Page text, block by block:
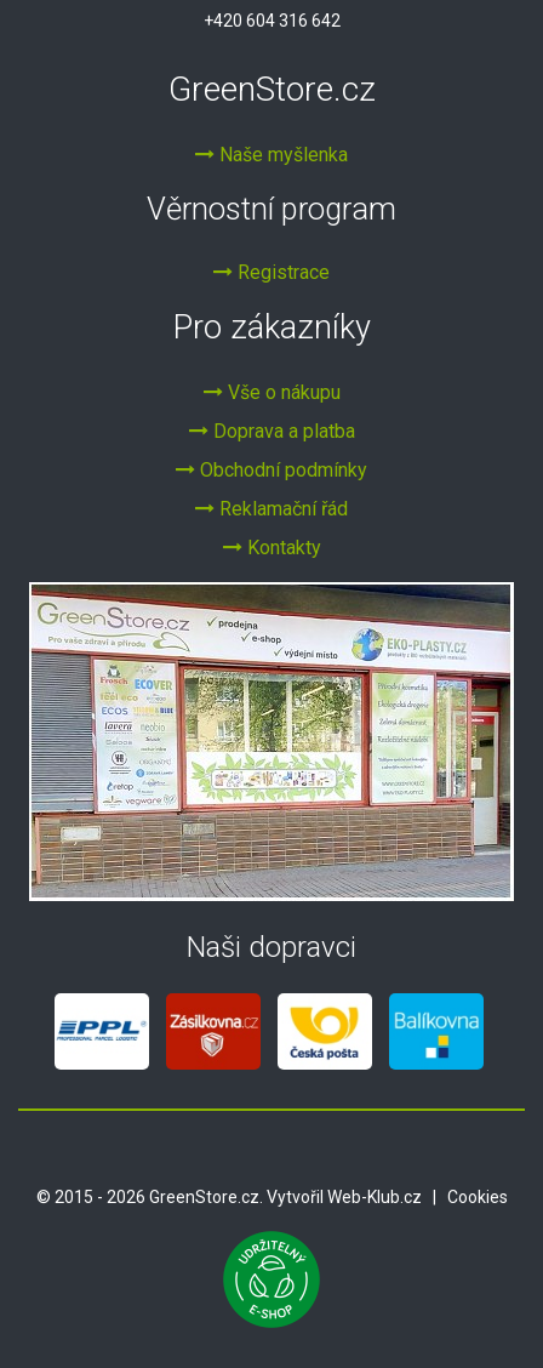
+420 604 316 642
GreenStore.cz
Naše myšlenka
Věrnostní program
Registrace
Pro zákazníky
Vše o nákupu
Doprava a platba
Obchodní podmínky
Reklamační řád
Kontakty
Naši dopravci
© 2015 - 2026 GreenStore.cz. Vytvořil Web-Klub.cz Cookies